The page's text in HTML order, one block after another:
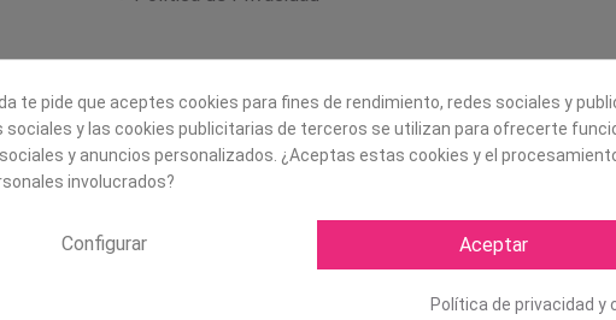
2026 Mapexbell S.L.
te pide que aceptes cookies para fines de rendimiento, redes sociales y
sociales y las cookies publicitarias de terceros se utilizan para ofrecerte
y anuncios personalizados. ¿Aceptas estas cookies y el
involucrados?
Configurar Aceptar
Política de privacidad y